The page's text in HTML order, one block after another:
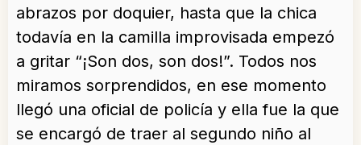
abrazos por doquier, hasta que la chica
todavía en la camilla improvisada empezó
a gritar “¡Son dos, son dos!”. Todos nos
miramos sorprendidos, en ese momento
llegó una oficial de policía y ella fue la que
se encargó de traer al segundo niño al